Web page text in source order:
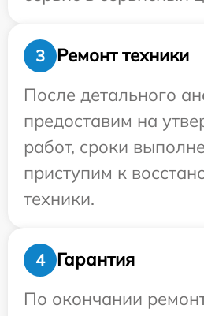
3
Ремонт техники
После детального
предоставим на
работ, сроки
приступим к
техники.
4
Гарантия
По окончании